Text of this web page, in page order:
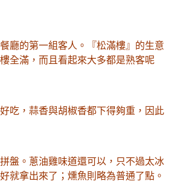
廳的第一組客人 。
『松滿樓』的生意
全滿，而且看起來大多都是熟客呢
吃，蒜香與胡椒香都下得夠重，因此
盤 。 蔥油雞味道還可以，只不過太冰
就拿出來了；燻魚則略為普通了點。